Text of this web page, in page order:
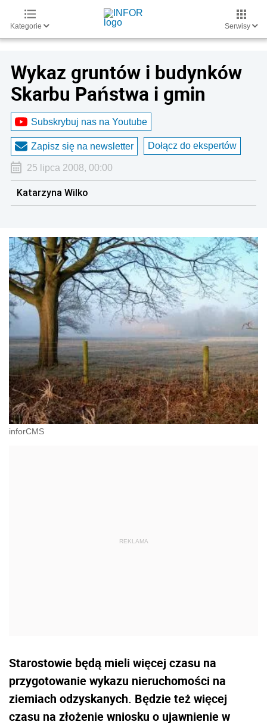
Kategorie Serwisy
Wykaz gruntów i budynków
Skarbu Państwa i gmin
Subskrybuj nas na Youtube
Zapisz się na newsletter Dołącz do ekspertów
25 lipca 2008, 00:00
Katarzyna Wilko
inforCMS
Starostowie będą mieli więcej czasu na
przygotowanie wykazu nieruchomości na
ziemiach odzyskanych. Będzie też więcej
czasu na złożenie wniosku o ujawnienie w